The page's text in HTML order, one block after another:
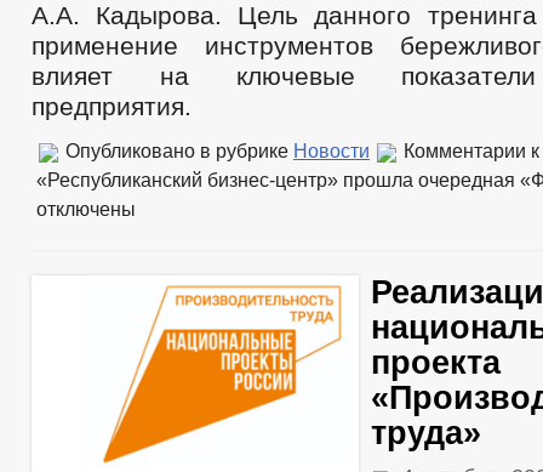
А.А. Кадырова. Цель данного тренинга
применение инструментов
влияет на ключевые показатели
предприятия.
Опубликовано в рубрике Новости Комментарии
«Республиканский бизнес-центр» прошла очередная
отключены
проекта
труда»